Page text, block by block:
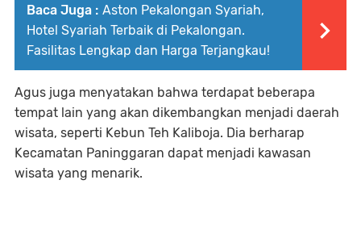
Baca Juga : Aston Pekalongan Syariah,
Hotel Syariah Terbaik di Pekalongan.
Fasilitas Lengkap dan Harga Terjangkau!
Agus juga menyatakan bahwa terdapat beberapa
tempat lain yang akan dikembangkan menjadi daerah
wisata, seperti Kebun Teh Kaliboja. Dia berharap
Kecamatan Paninggaran dapat menjadi kawasan
wisata yang menarik.